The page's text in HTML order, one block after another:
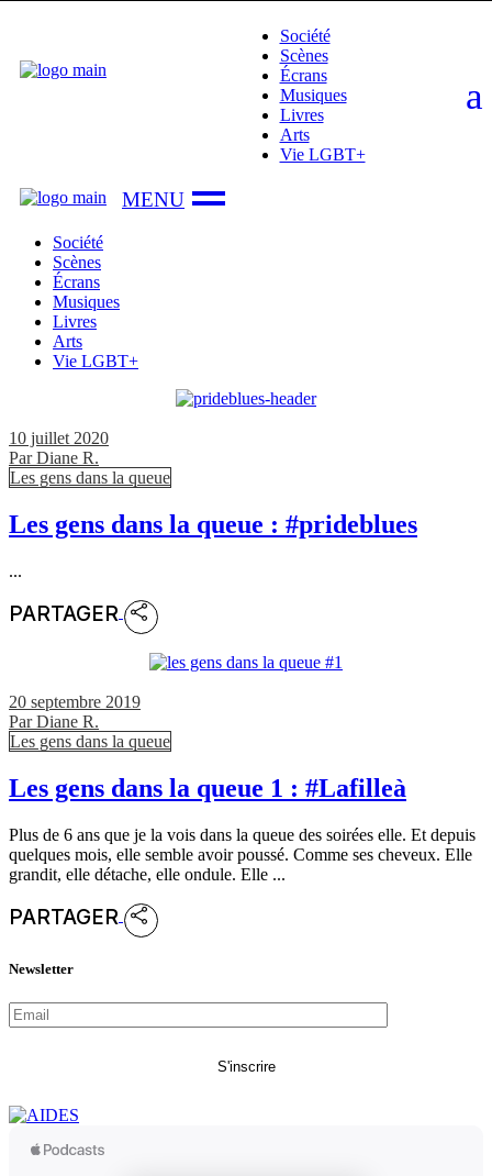
the
content
Société
Scènes
Écrans
Musiques
Livres
Arts
Vie LGBT+
Société
Scènes
Écrans
Musiques
Livres
Arts
Vie LGBT+
10 juillet 2020
ParDiane R.
Les gens dans la queue
Les gens dans la queue : #prideblues
...
PARTAGER
20 septembre 2019
ParDiane R.
Les gens dans la queue
Les gens dans la queue 1 : #Lafilleà
Plus de 6 ans que je la vois dans la queue des soirées elle. Et depuis
quelques mois, elle semble avoir poussé. Comme ses cheveux. Elle
grandit, elle détache, elle ondule. Elle ...
PARTAGER
Newsletter
S'inscrire